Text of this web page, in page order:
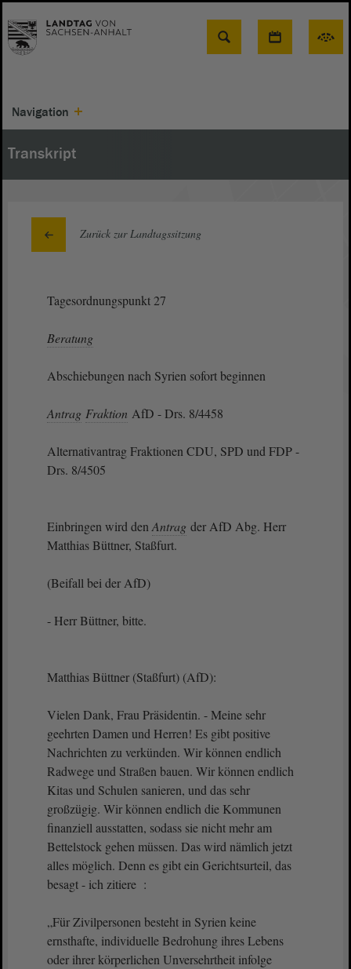
Suche
Navigation
Transkript
Zurück zur Landtagssitzung
Tagesordnungspunkt 27
Beratung
Abschiebungen nach Syrien sofort beginnen
Antrag Fraktion AfD - Drs. 8/4458
Alternativantrag Fraktionen CDU, SPD und FDP -
Drs. 8/4505
Einbringen wird den Antrag der AfD Abg. Herr
Matthias Büttner, Staßfurt.
(Beifall bei der AfD)
- Herr Büttner, bitte.
Matthias Büttner (Staßfurt) (AfD):
Vielen Dank, Frau Präsidentin. - Meine sehr
geehrten Damen und Herren! Es gibt positive
Nachrichten zu verkünden. Wir können endlich
Radwege und Straßen bauen. Wir können endlich
Kitas und Schulen sanieren, und das sehr
großzügig. Wir können endlich die Kommunen
finanziell ausstatten, sodass sie nicht mehr am
Bettelstock gehen müssen. Das wird nämlich jetzt
alles möglich. Denn es gibt ein Gerichtsurteil, das
besagt - ich zitiere :
„Für Zivilpersonen besteht in Syrien keine
ernsthafte, individuelle Bedrohung ihres Lebens
oder ihrer körperlichen Unversehrtheit infolge